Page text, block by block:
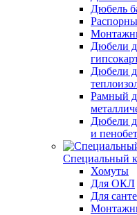
Дюбель
Дюбели
Дюбели
Рамный
Дюбели
и
Специальный
Хомуты
Для ОКЛ
Для